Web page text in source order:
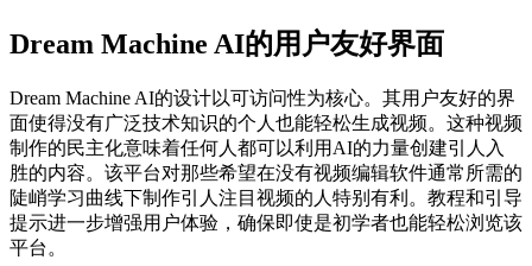
Dream Machine AI的用户友好界面
Dream Machine AI的设计以可访问性为核心。其用户友好的界
面使得没有广泛技术知识的个人也能轻松生成视频。这种视频
制作的民主化意味着任何人都可以利用AI的力量创建引人入
胜的内容。该平台对那些希望在没有视频编辑软件通常所需的
陡峭学习曲线下制作引人注目视频的人特别有利。教程和引导
提示进一步增强用户体验，确保即使是初学者也能轻松浏览该
平台。